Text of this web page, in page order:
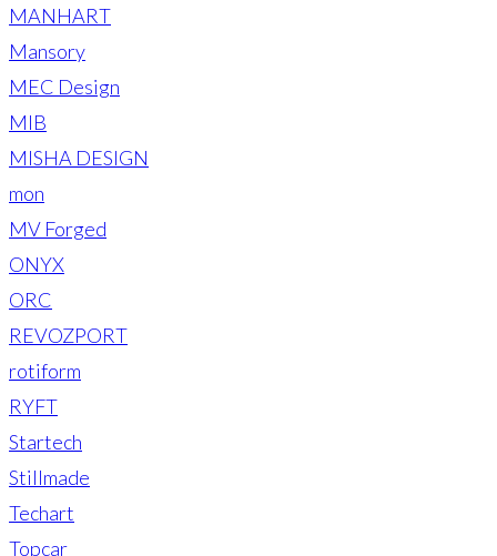
MANHART
Mansory
MEC Design
MIB
MISHA DESIGN
mon
MV Forged
ONYX
ORC
REVOZPORT
rotiform
RYFT
Startech
Stillmade
Techart
Topcar